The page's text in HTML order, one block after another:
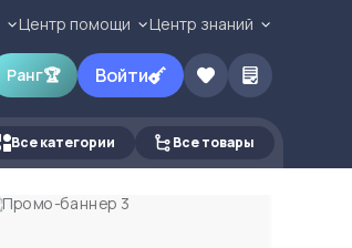
Центр помощи Центр знаний
Ранг🏆 Войти
Все категории Все товары